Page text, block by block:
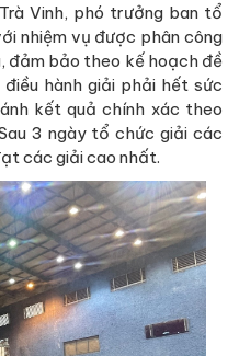
Vinh, phó trưởng ban tổ
nhiệm vụ được phân công
đảm bảo theo kế hoạch đề
hành giải phải hết sức
kết quả chính xác theo
3 ngày tổ chức giải các
các giải cao nhất.